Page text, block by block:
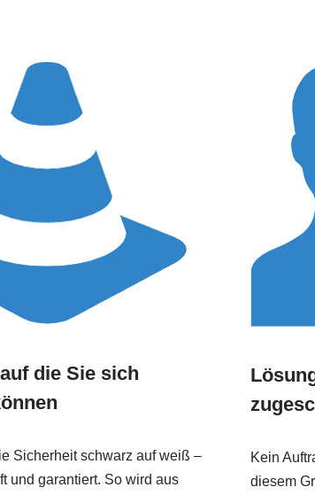
die Sie sich
Sicherheit schwarz auf weiß –
und garantiert. So wird aus
Kein
diesem